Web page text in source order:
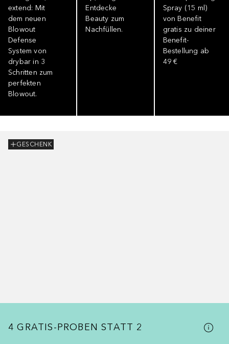
extend: Mit
dem neuen
Blowout
Defense
System von
drybar in 3
Schritten zum
perfekten
Blowout.
Entdecke
Beauty zum
Nachfüllen.
Spray (15 ml)
von Benefit
gratis zu deiner
Benefit-
Bestellung ab
49 €
GESCHENK
4 GRATIS-PROBEN STATT 2